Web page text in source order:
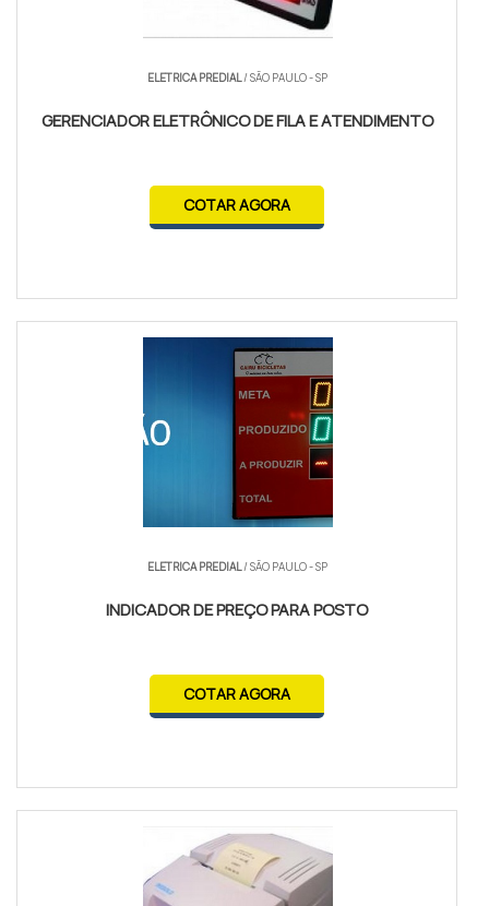
ELETRICA PREDIAL/ SÃO PAULO - SP
GERENCIADOR ELETRÔNICO DE FILA E ATENDIMENTO
COTAR AGORA
ELETRICA PREDIAL/ SÃO PAULO - SP
INDICADOR DE PREÇO PARA POSTO
COTAR AGORA